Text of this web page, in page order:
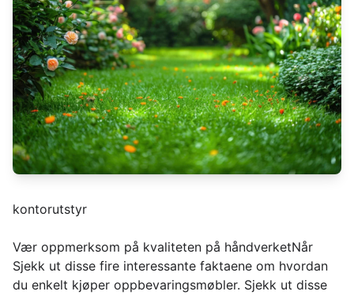
kontorutstyr
Vær oppmerksom på kvaliteten på håndverketNår
Sjekk ut disse fire interessante faktaene om hvordan
du enkelt kjøper oppbevaringsmøbler. Sjekk ut disse